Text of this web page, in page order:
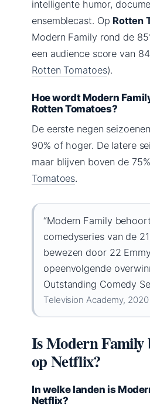
intelligente humor,
ensemblecast. Op Rotten
Modern Family rond de
een audience score van
Rotten Tomatoes).
Hoe wordt Modern
Rotten Tomatoes?
De eerste negen
90% of hoger. De latere
maar blijven boven de
Tomatoes.
“Modern Family
comedyseries van de
bewezen door 22
opeenvolgende
Outstanding Comedy
Television Academy, 2020
Is Modern Family
op Netflix?
In welke landen is
Netflix?